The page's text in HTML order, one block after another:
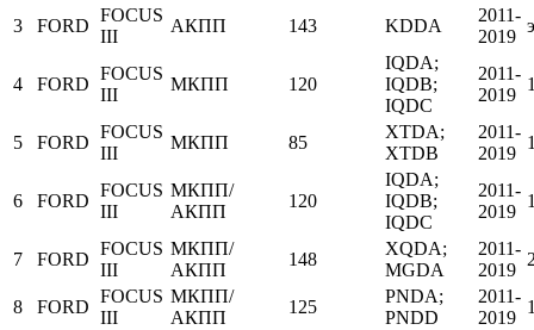
3 FORD
FOCUS
III
АКПП 143 KDDA
2011-
2019
4 FORD
FOCUS
III
МКПП 120
IQDA;
IQDB;
IQDC
2011-
2019
5 FORD
FOCUS
III
МКПП 85
XTDA;
XTDB
2011-
2019
6 FORD
FOCUS
III
МКПП/
АКПП
120
IQDA;
IQDB;
IQDC
2011-
2019
7 FORD
FOCUS
III
МКПП/
АКПП
148
XQDA;
MGDA
2011-
2019
8 FORD
FOCUS
III
МКПП/
АКПП
125
PNDA;
PNDD
2011-
2019